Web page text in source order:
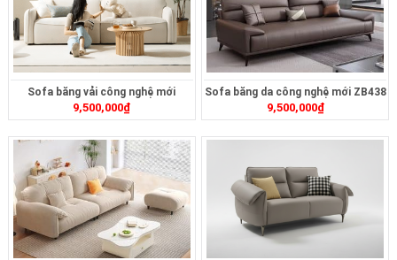
Sofa băng vải công nghệ mới
ZB473
9,500,000₫
Sofa băng da công nghệ mới ZB438
9,500,000₫